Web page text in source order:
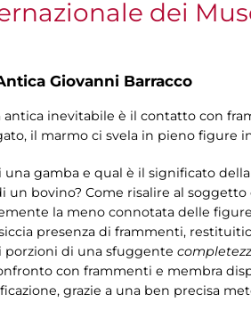
dei
Giovanni Barracco
antica inevitabile è il contatto con
il marmo ci svela in pieno figure
gamba e qual è il significato
un bovino? Come risalire al
la meno connotata delle
presenza di frammenti,
di una sfuggente
con frammenti e membra
grazie a una ben precisa